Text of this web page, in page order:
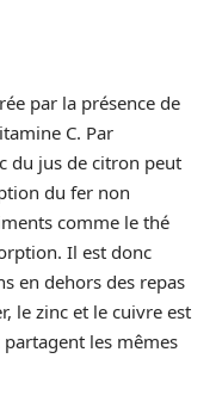
par la présence de
C. Par
du jus de citron peut
du fer non
comme le thé
Il est donc
en dehors des repas
le zinc et le cuivre est
les mêmes